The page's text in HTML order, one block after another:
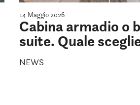
14 Maggio 2026
Cabina armadio o
suite. Quale
NEWS